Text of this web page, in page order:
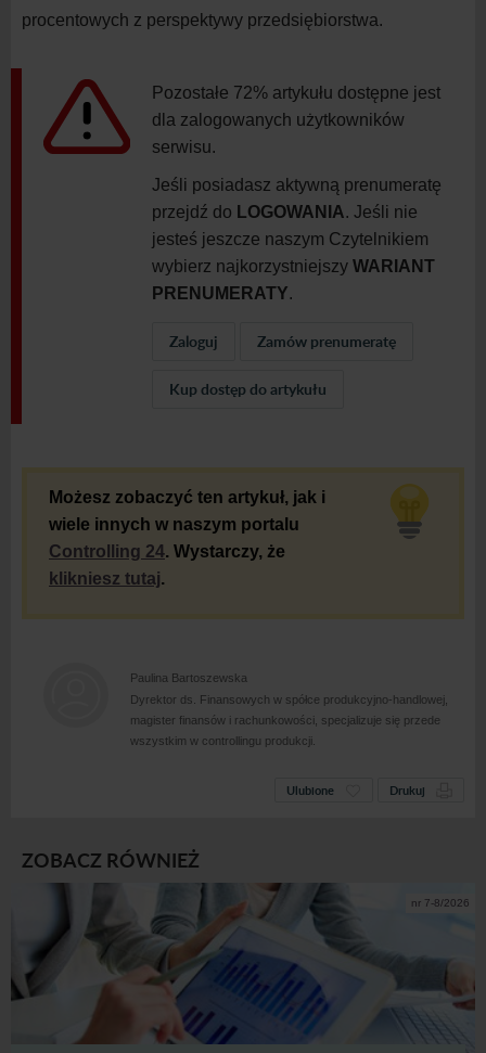
procentowych z perspektywy przedsiębiorstwa.
Pozostałe 72% artykułu dostępne jest
dla zalogowanych użytkowników
serwisu.
Jeśli posiadasz aktywną prenumeratę
przejdź do LOGOWANIA. Jeśli nie
jesteś jeszcze naszym Czytelnikiem
wybierz najkorzystniejszy WARIANT
PRENUMERATY.
Zaloguj Zamów prenumeratę
Kup dostęp do artykułu
Możesz zobaczyć ten artykuł, jak i
wiele innych w naszym portalu
Controlling 24. Wystarczy, że
klikniesz tutaj.
Paulina Bartoszewska
Dyrektor ds. Finansowych w spółce produkcyjno-handlowej,
magister finansów i rachunkowości, specjalizuje się przede
wszystkim w controllingu produkcji.
Ulubione Drukuj
ZOBACZ RÓWNIEŻ
nr 7-8/2026